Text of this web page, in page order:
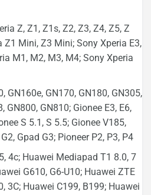
Z, Z1, Z1s, Z2, Z3, Z4, Z5, Z
Z1 Mini, Z3 Mini; Sony Xperia E3,
M1, M2, M3, M4; Sony Xperia
GN160e, GN170, GN180, GN305,
GN800, GN810; Gionee E3, E6,
S 5.1, S 5.5; Gionee V185,
Gpad G3; Pioneer P2, P3, P4
4c; Huawei Mediapad T1 8.0, 7
G610, G6-U10; Huawei ZTE
3C; Huawei C199, B199; Huawei